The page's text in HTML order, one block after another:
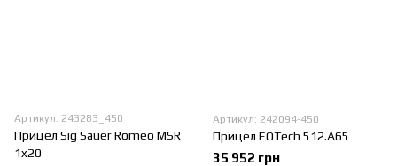
Артикул: 243283_450
Прицел Sig Sauer Romeo MSR
1x20
Артикул: 242094-450
Прицел EOTech 512.A65
35 952 грн